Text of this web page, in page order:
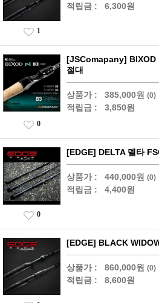
적립금 : 6,300원
1
[JSComapany] BIXOD
절대
상품가 : 385,000원 (0)
적립금 : 3,850원
0
[EDGE] DELTA 델타
상품가 : 440,000원 (0)
적립금 : 4,400원
0
[EDGE] BLACK
상품가 : 860,000원 (0)
적립금 : 8,600원